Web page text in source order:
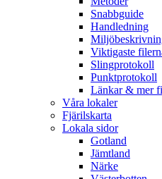
Snabbguide
Handledning
Viktigaste
Slingprotokoll
Punktprotokoll
Länkar & mer
Våra lokaler
Fjärilskarta
Lokala sidor
Gotland
Jämtland
Närke